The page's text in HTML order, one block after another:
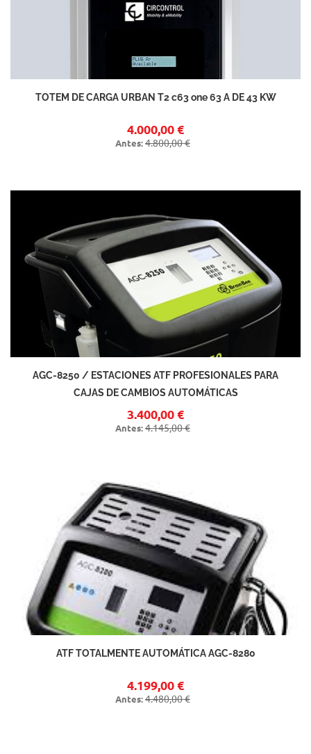
TOTEM DE CARGA URBAN T2 c63 one 63 A DE 43 KW
4.000,00 €
Antes:4.800,00 €
AGC-8250 / ESTACIONES ATF PROFESIONALES PARA
CAJAS DE CAMBIOS AUTOMÁTICAS
3.400,00 €
Antes:4.145,00 €
ATF TOTALMENTE AUTOMÁTICA AGC-8280
4.199,00 €
Antes:4.480,00 €